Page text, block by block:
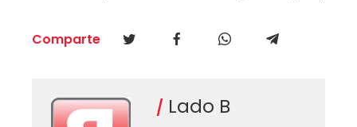
Comparte
Lado B